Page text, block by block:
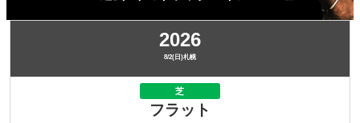
2026
8/2(日)札幌
芝
フラット